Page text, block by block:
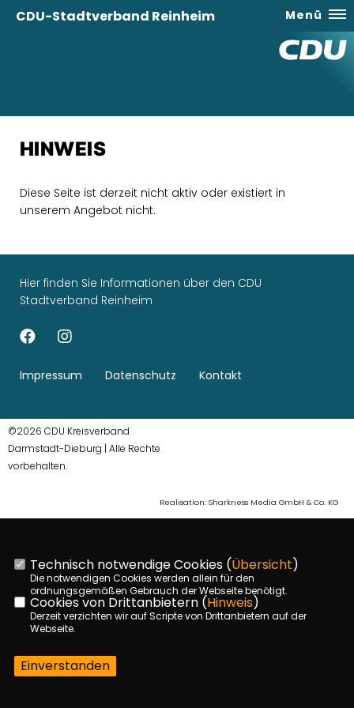
CDU-Stadtverband Reinheim Menü
HINWEIS
Diese Seite ist derzeit nicht aktiv oder existiert in
unserem Angebot nicht.
Hier finden Sie Informationen über den CDU
Stadtverband Reinheim
Impressum Datenschutz Kontakt
©2026 CDU Kreisverband
Darmstadt-Dieburg | Alle Rechte
vorbehalten.
Realisation: Sharkness Media GmbH & Co. KG
Technisch notwendige Cookies (Übersicht)
Die notwendigen Cookies werden allein für den
ordnungsgemäßen Gebrauch der Webseite benötigt.
Cookies von Drittanbietern (Hinweis)
Derzeit verzichten wir auf Scripte von Drittanbietern auf der
Webseite.
Einverstanden